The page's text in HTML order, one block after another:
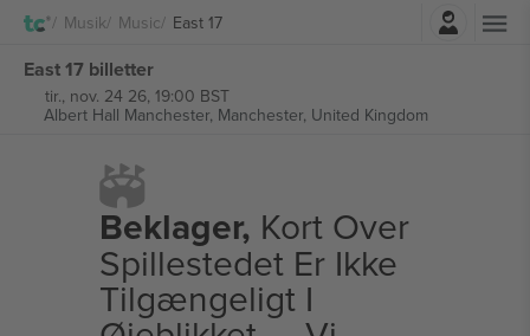
Musik Music East 17
East 17 billetter
tir., nov. 24 26, 19:00 BST
Albert Hall Manchester, Manchester, United Kingdom
Beklager, Kort Over
Spillestedet Er Ikke
Tilgængeligt I